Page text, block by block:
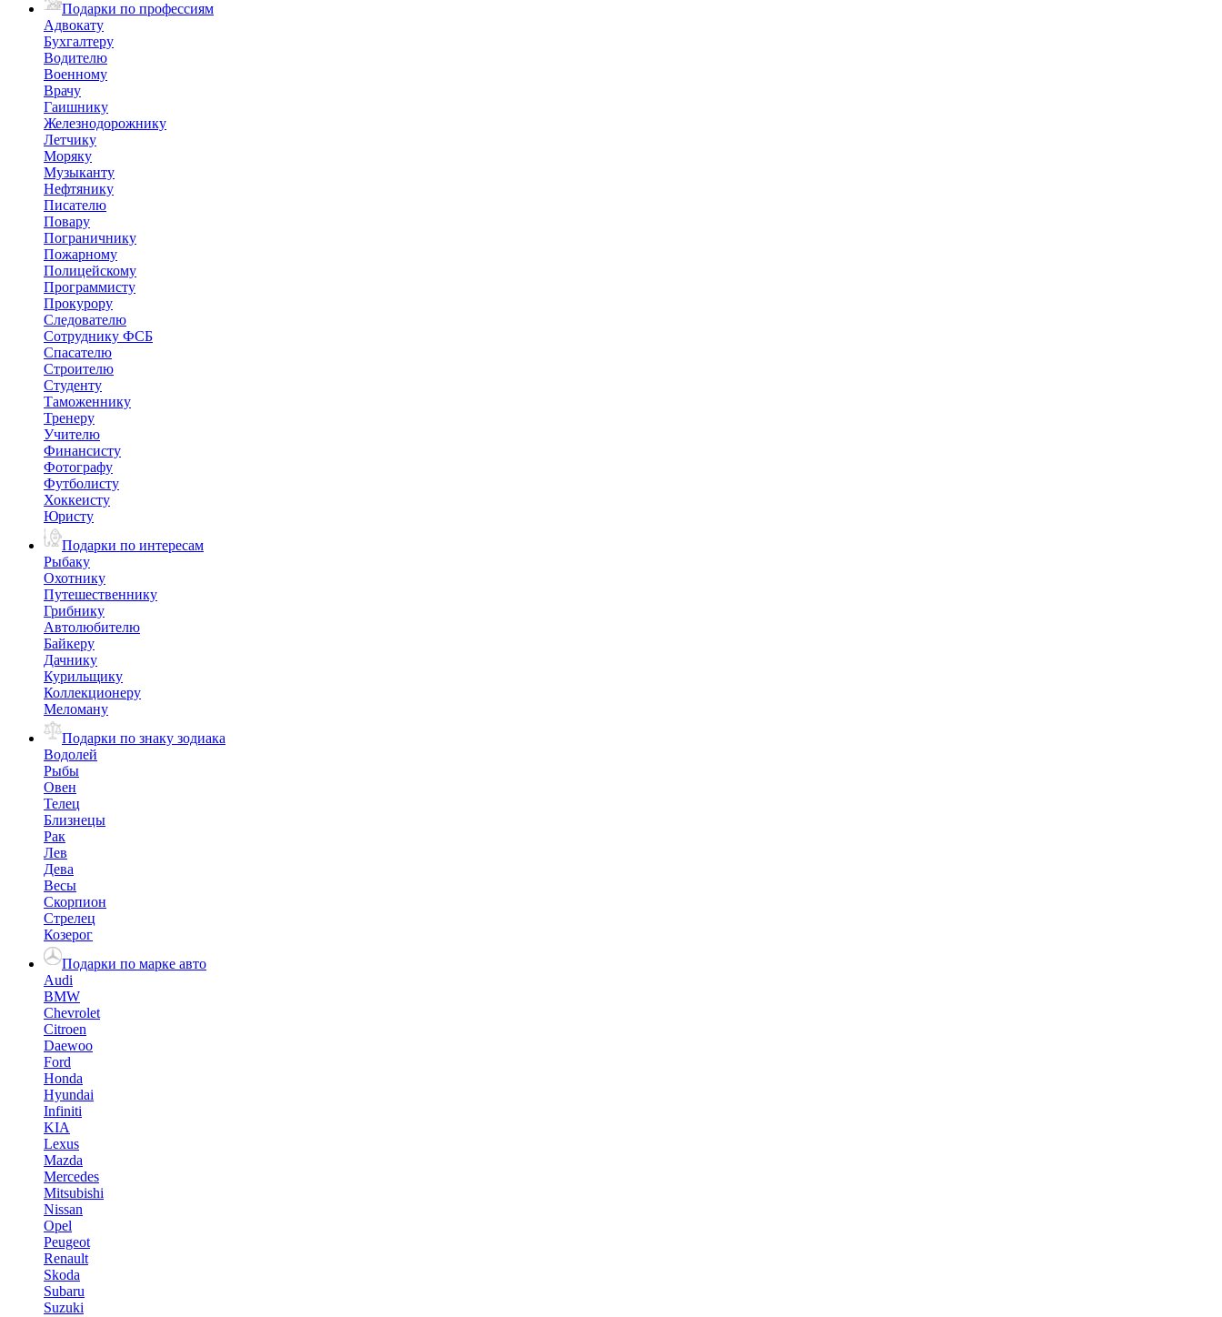
Подарки по профессиям
Адвокату
Бухгалтеру
Водителю
Военному
Врачу
Гаишнику
Железнодорожнику
Летчику
Моряку
Музыканту
Нефтянику
Писателю
Повару
Пограничнику
Пожарному
Полицейскому
Программисту
Прокурору
Следователю
Сотруднику ФСБ
Спасателю
Строителю
Студенту
Таможеннику
Тренеру
Учителю
Финансисту
Фотографу
Футболисту
Хоккеисту
Юристу
Подарки по интересам
Рыбаку
Охотнику
Путешественнику
Грибнику
Автолюбителю
Байкеру
Дачнику
Курильщику
Коллекционеру
Меломану
Подарки по знаку зодиака
Водолей
Рыбы
Овен
Телец
Близнецы
Рак
Лев
Дева
Весы
Скорпион
Стрелец
Козерог
Подарки по марке авто
Audi
BMW
Chevrolet
Citroen
Daewoo
Ford
Honda
Hyundai
Infiniti
KIA
Lexus
Mazda
Mercedes
Mitsubishi
Nissan
Opel
Peugeot
Renault
Skoda
Subaru
Suzuki